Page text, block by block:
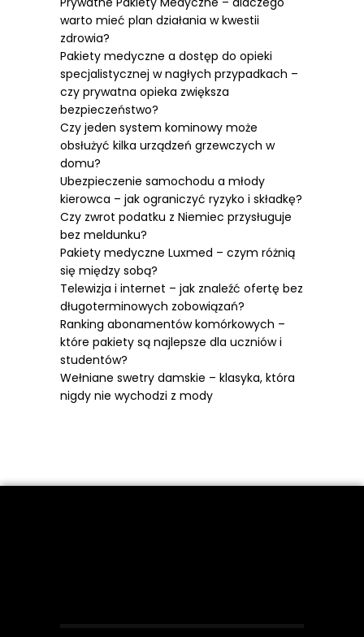
warto mieć plan działania w kwestii
zdrowia?
Pakiety medyczne a dostęp do opieki
specjalistycznej w nagłych przypadkach –
czy prywatna opieka zwiększa
bezpieczeństwo?
Czy jeden system kominowy może
obsłużyć kilka urządzeń grzewczych w
domu?
Ubezpieczenie samochodu a młody
kierowca – jak ograniczyć ryzyko i składkę?
Czy zwrot podatku z Niemiec przysługuje
bez meldunku?
Pakiety medyczne Luxmed – czym różnią
się między sobą?
Telewizja i internet – jak znaleźć ofertę bez
długoterminowych zobowiązań?
Ranking abonamentów komórkowych –
które pakiety są najlepsze dla uczniów i
studentów?
Wełniane swetry damskie – klasyka, która
nigdy nie wychodzi z mody